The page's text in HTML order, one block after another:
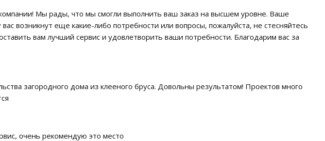
Мы рады, что мы смогли выполнить ваш заказ на высшем уровне. Ваше
возникнут еще какие-либо потребности или вопросы, пожалуйста, не стесняйтесь
вам лучший сервис и удовлетворить ваши потребности. Благодарим вас за
загородного дома из клееного бруса. Довольны результатом! Проектов много
очень рекомендую это место